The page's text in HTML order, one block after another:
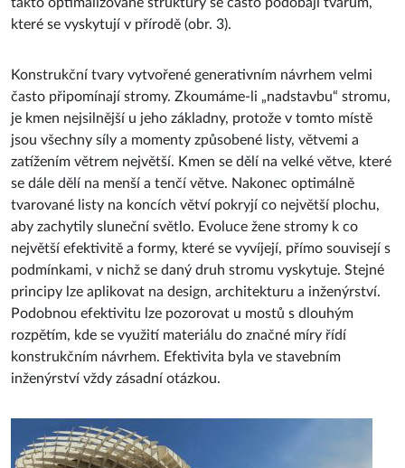
takto optimalizované struktury se často podobají tvarům,
které se vyskytují v přírodě (obr. 3).
Konstrukční tvary vytvořené generativním návrhem velmi
často připomínají stromy. Zkoumáme-li „nadstavbu“ stromu,
je kmen nejsilnější u jeho základny, protože v tomto místě
jsou všechny síly a momenty způsobené listy, větvemi a
zatížením větrem největší. Kmen se dělí na velké větve, které
se dále dělí na menší a tenčí větve. Nakonec optimálně
tvarované listy na koncích větví pokryjí co největší plochu,
aby zachytily sluneční světlo. Evoluce žene stromy k co
největší efektivitě a formy, které se vyvíjejí, přímo souvisejí s
podmínkami, v nichž se daný druh stromu vyskytuje. Stejné
principy lze aplikovat na design, architekturu a inženýrství.
Podobnou efektivitu lze pozorovat u mostů s dlouhým
rozpětím, kde se využití materiálu do značné míry řídí
konstrukčním návrhem. Efektivita byla ve stavebním
inženýrství vždy zásadní otázkou.